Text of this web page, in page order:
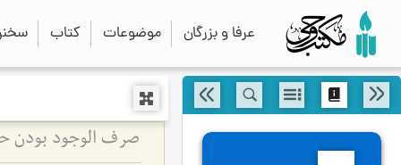
عرفا و بزرگان موضوعات کتاب
صرف الوجود بودن